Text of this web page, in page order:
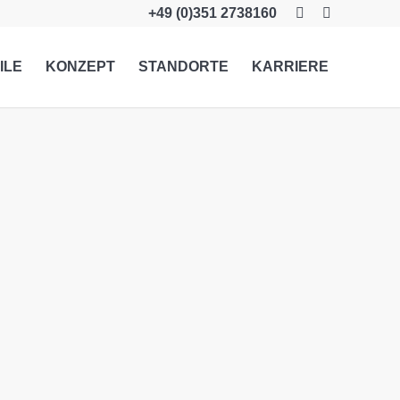
+49 (0)351 2738160
KONZEPT STANDORTE KARRIERE